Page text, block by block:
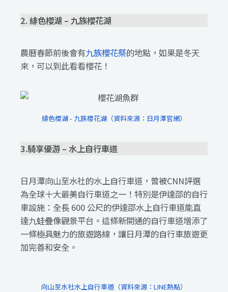
2. 緋色櫻湖 – 九族櫻花湖
農曆春節前後會有九族櫻花祭的地點，如果是冬天
來，可以到此看看櫻花！
緋色櫻湖 - 九族櫻花湖（資料來源：日月潭官網）
3.騎享優游 – 水上自行車道
日月潭向山至水社的水上自行車道，曾被CNN評選
為全球十大最美自行車道之一！特別是伊達邵的自行
車設施：全長 600 公尺的伊達邵水上自行車道能直
達九蛙疊像觀景平台。這條新開通的自行車道增添了
一條極具魅力的旅遊路線，讓日月潭的自行車旅遊更
加完善和安全。
向山至水社水上自行車道（資料來源：LINE熱點）